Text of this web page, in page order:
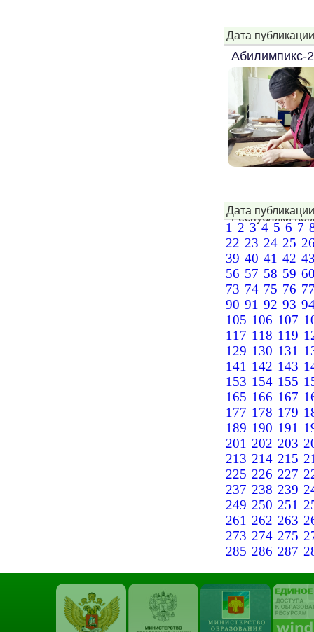
...
Дата
Абилимпикс-
Республики
Дата
1 2 34 5 6 7
22 23 24 25
39 40 41 42
56 57 58 59
73 74 75 76
90 91 92 93
105 106 107
117 118 119
129 130 131
141 142 143
153 154 155
165 166 167
177 178 179
189 190 191
201 202 203
213 214 215
225 226 227
237 238 239
249 250 251
261 262 263
273 274 275
285 286 287